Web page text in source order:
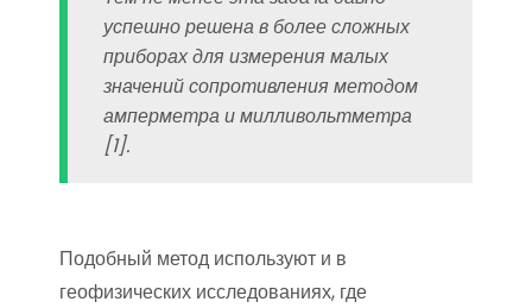
успешно решена в более сложных
приборах для измерения малых
значений сопротивления методом
амперметра и милливольтметра
[1].
Подобный метод используют и в
геофизических исследованиях, где